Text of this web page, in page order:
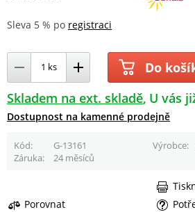
Sleva 5 % po registraci
Do
Skladem na ext. skladě U vás
Dostupnost na kamenné prodejně
Kód G-13161 Výrobce
Záruka
24 měsíců
Porovnat